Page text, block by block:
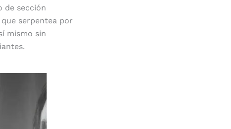
de sección
serpentea por
mismo sin